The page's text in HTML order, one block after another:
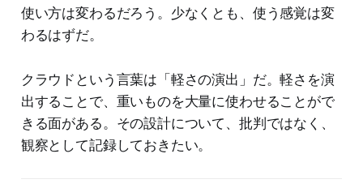
使い方は変わるだろう。少なくとも、使う感覚は変
わるはずだ。
クラウドという言葉は「軽さの演出」だ。軽さを演
出することで、重いものを大量に使わせることがで
きる面がある。その設計について、批判ではなく、
観察として記録しておきたい。